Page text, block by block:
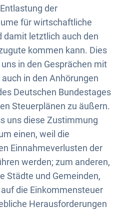
der
für wirtschaftliche
damit letztlich auch den
kommen kann. Dies
in den Gesprächen mit
in den Anhörungen
Deutschen Bundestages
Steuerplänen zu äußern.
uns diese Zustimmung
einen, weil die
Einnahmeverlusten der
werden; zum anderen,
Städte und Gemeinden,
die Einkommensteuer
Herausforderungen